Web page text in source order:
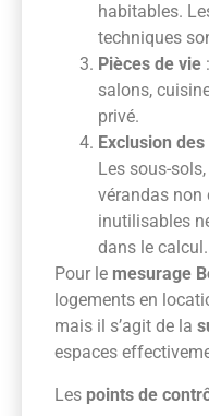
habitables.
techniques
Pièces de vie
salons,
privé.
Exclusion
Les sous-
vérandas non
inutilisables
dans le calcul.
Pour le mesurage
logements en
mais il s’agit de la
espaces
Les points de